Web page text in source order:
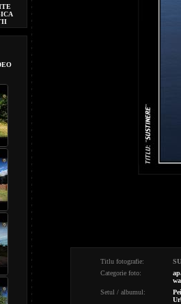
Titlu fotografie:
Categorie foto:
Setul / albumul: